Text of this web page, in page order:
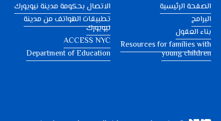
الصفحة الرئيسية
البرامج
بناء العقول
Resources for families with
young children
الاتصال بحكومة مدينة نيويورك
تطبيقات الهواتف من مدينة
نيويورك
ACCESS NYC
Department of Education